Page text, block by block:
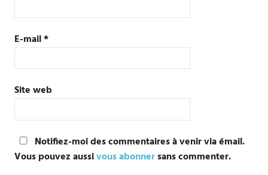
E-mail*
Site web
Notifiez-moi des commentaires à venir via émail.
Vous pouvez aussivous abonnersans commenter.